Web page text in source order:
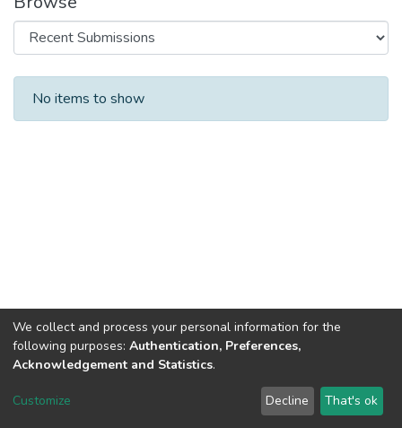
Recent Submissions
No items to show
DSpace software copyright © 2002-2026 LYRASIS
Send Feedback
We collect and process your personal information for the
following purposes: Authentication, Preferences,
Acknowledgement and Statistics.
Customize Decline That's ok